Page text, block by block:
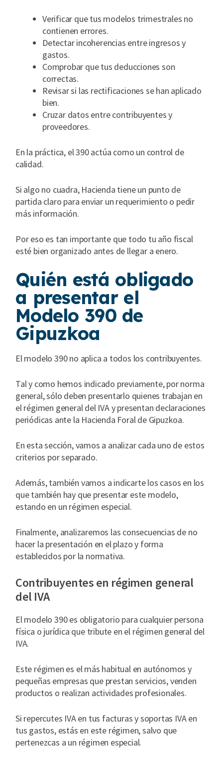
Verificar que tus modelos trimestrales no
contienen errores.
Detectar incoherencias entre ingresos y
gastos.
Comprobar que tus deducciones son
correctas.
Revisar si las rectificaciones se han aplicado
bien.
Cruzar datos entre contribuyentes y
proveedores.
En la práctica, el 390 actúa como un control de
calidad.
Si algo no cuadra, Hacienda tiene un punto de
partida claro para enviar un requerimiento o pedir
más información.
Por eso es tan importante que todo tu año fiscal
esté bien organizado antes de llegar a enero.
Quién está obligado
a presentar el
Modelo 390 de
Gipuzkoa
El modelo 390 no aplica a todos los contribuyentes.
Tal y como hemos indicado previamente, por norma
general, sólo deben presentarlo quienes trabajan en
el régimen general del IVA y presentan declaraciones
periódicas ante la Hacienda Foral de Gipuzkoa.
En esta sección, vamos a analizar cada uno de estos
criterios por separado.
Además, también vamos a indicarte los casos en los
que también hay que presentar este modelo,
estando en un régimen especial.
Finalmente, analizaremos las consecuencias de no
hacer la presentación en el plazo y forma
establecidos por la normativa.
Contribuyentes en régimen general
del IVA
El modelo 390 es obligatorio para cualquier persona
física o jurídica que tribute en el régimen general del
IVA.
Este régimen es el más habitual en autónomos y
pequeñas empresas que prestan servicios, venden
productos o realizan actividades profesionales.
Si repercutes IVA en tus facturas y soportas IVA en
tus gastos, estás en este régimen, salvo que
pertenezcas a un régimen especial.